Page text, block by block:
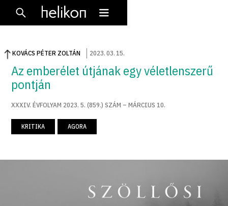
KOVÁCS PÉTER ZOLTÁN 2023.03. 15.
Az emberélet útjának egy véletlenszerű
pontján
XXXIV. ÉVFOLYAM 2023. 5. (859.) SZÁM – MÁRCIUS 10.
KRITIKA AGORA